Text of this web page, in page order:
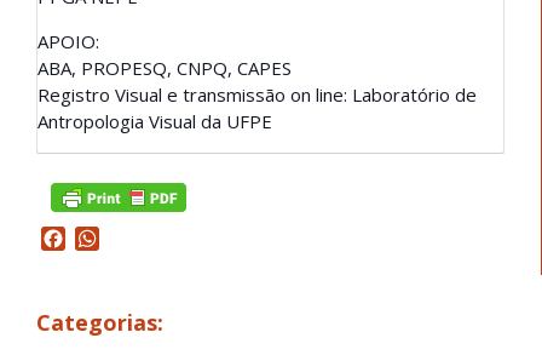
APOIO:
ABA, PROPESQ, CNPQ, CAPES
Registro Visual e transmissão on line: Laboratório de
Antropologia Visual da UFPE
Facebook
Categorias: